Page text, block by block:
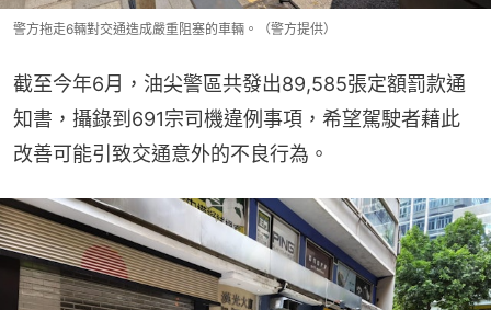
警方拖走6輛對交通造成嚴重阻塞的車輛。（警方提供）
截至今年6月，油尖警區共發出89,585張定額罰款通
知書，攝錄到691宗司機違例事項，希望駕駛者藉此
改善可能引致交通意外的不良行為。